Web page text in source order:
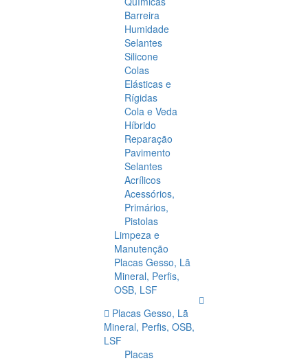
Barreira
Humidade
Selantes
Silicone
Colas
Elásticas e
Rígidas
Cola e Veda
Híbrido
Reparação
Pavimento
Selantes
Acrílicos
Acessórios,
Primários,
Pistolas
Limpeza e
Manutenção
Placas Gesso, Lã
Mineral, Perfis,
OSB, LSF
Placas Gesso, Lã
Mineral, Perfis, OSB,
LSF
Placas